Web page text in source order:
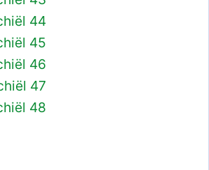
44
45
46
47
48